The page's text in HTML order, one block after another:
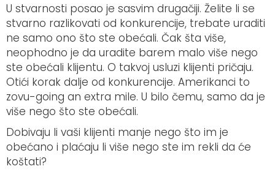
U stvarnosti posao je sasvim drugačiji. Želite li se
stvarno razlikovati od konkurencije, trebate uraditi
ne samo ono što ste obećali. Čak šta više,
neophodno je da uradite barem malo više nego
ste obećali klijentu. O takvoj usluzi klijenti pričaju.
Otići korak dalje od konkurencije. Amerikanci to
zovu-going an extra mile. U bilo čemu, samo da je
više nego što ste obećali.
Dobivaju li vaši klijenti manje nego što im je
obećano i plaćaju li više nego ste im rekli da će
koštati?